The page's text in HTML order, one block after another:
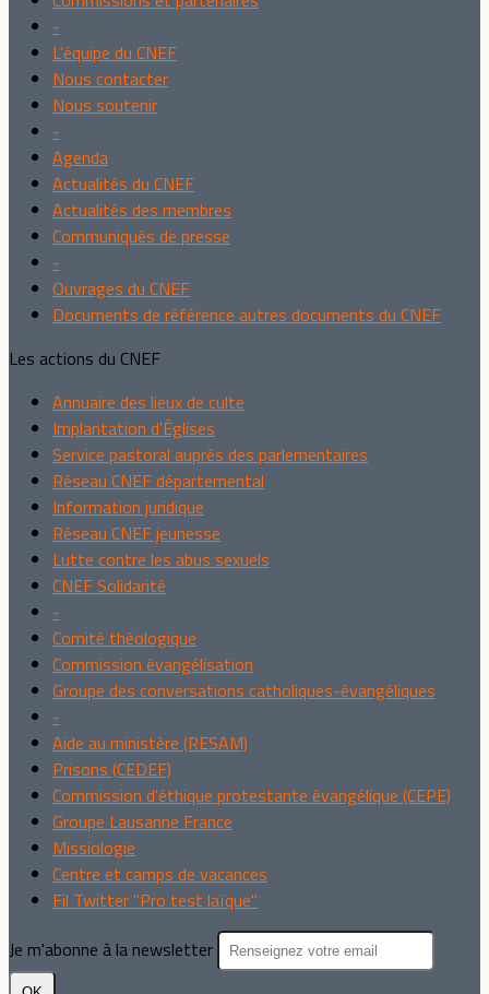
-
L'équipe du CNEF
Nous contacter
Nous soutenir
-
Agenda
Actualités du CNEF
Actualités des membres
Communiqués de presse
-
Ouvrages du CNEF
Documents de référence autres documents du CNEF
Les actions du CNEF
Annuaire des lieux de culte
Implantation d'Églises
Service pastoral auprès des parlementaires
Réseau CNEF départemental
Information juridique
Réseau CNEF jeunesse
Lutte contre les abus sexuels
CNEF Solidarité
-
Comité théologique
Commission évangélisation
Groupe des conversations catholiques-évangéliques
-
Aide au ministère (RESAM)
Prisons (CEDEF)
Commission d'éthique protestante évangélique (CEPE)
Groupe Lausanne France
Missiologie
Centre et camps de vacances
Fil Twitter "Pro test laïque"
Je m'abonne à la newsletter